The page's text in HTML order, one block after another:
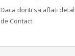
Daca doriti sa aflati
de Contact.